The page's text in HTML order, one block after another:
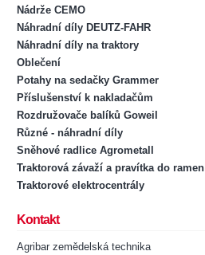
Nádrže CEMO
Náhradní díly DEUTZ-FAHR
Náhradní díly na traktory
Oblečení
Potahy na sedačky Grammer
Příslušenství k nakladačům
Rozdružovače balíků Goweil
Různé - náhradní díly
Sněhové radlice Agrometall
Traktorová závaží a pravítka do ramen
Traktorové elektrocentrály
Kontakt
Agribar zemědelská technika